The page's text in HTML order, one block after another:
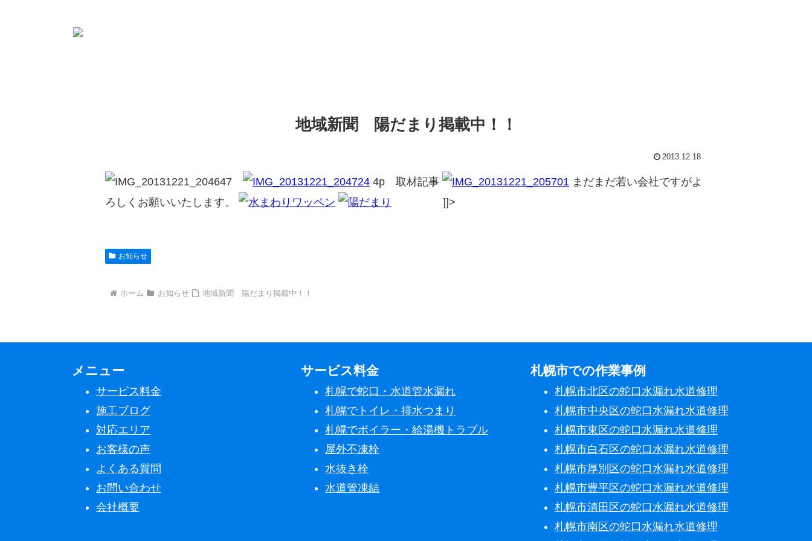
地域新聞 陽だまり掲載中！！
2013.12.18
4p 取材記事
まだまだ若い会社ですがよ
ろしくお願いいたします。
]]>
お知らせ
ホーム お知らせ 地域新聞 陽だまり掲載中！！
メニュー
サービス料金
施工ブログ
対応エリア
お客様の声
よくある質問
お問い合わせ
会社概要
サービス料金
札幌で蛇口・水道管水漏れ
札幌でトイレ・排水つまり
札幌でボイラー・給湯機トラブル
屋外不凍栓
水抜き栓
水道管凍結
札幌市での作業事例
札幌市北区の蛇口水漏れ水道修理
札幌市中央区の蛇口水漏れ水道修理
札幌市東区の蛇口水漏れ水道修理
札幌市白石区の蛇口水漏れ水道修理
札幌市厚別区の蛇口水漏れ水道修理
札幌市豊平区の蛇口水漏れ水道修理
札幌市清田区の蛇口水漏れ水道修理
札幌市南区の蛇口水漏れ水道修理